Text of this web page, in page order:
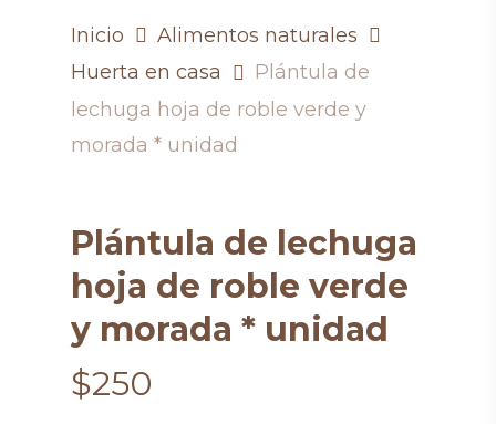
Inicio
Alimentos naturales
Huerta en casa
Plántula de
lechuga hoja de roble verde y
morada * unidad
Plántula de lechuga
hoja de roble verde
y morada * unidad
$250